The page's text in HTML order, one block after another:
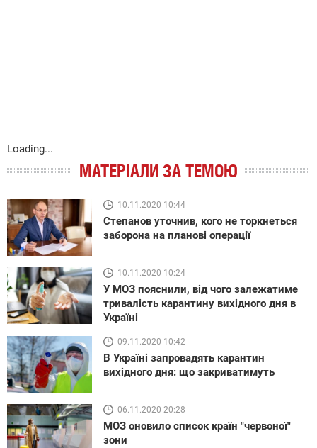
Loading...
МАТЕРІАЛИ ЗА ТЕМОЮ
10.11.2020 10:44
Степанов уточнив, кого не торкнеться
заборона на планові операції
10.11.2020 10:24
У МОЗ пояснили, від чого залежатиме
тривалість карантину вихідного дня в
Україні
09.11.2020 10:42
В Україні запровадять карантин
вихідного дня: що закриватимуть
06.11.2020 20:28
МОЗ оновило список країн "червоної"
зони